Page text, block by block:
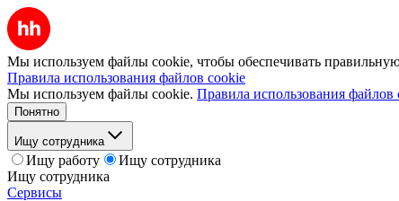
Мы используем файлы cookie, чтобы обеспечивать
Правила использования файлов cookie
Мы используем файлы cookie. Правила использования файлов
Понятно
Ищу сотрудника
Ищу работу
Ищу сотрудника
Ищу сотрудника
Сервисы